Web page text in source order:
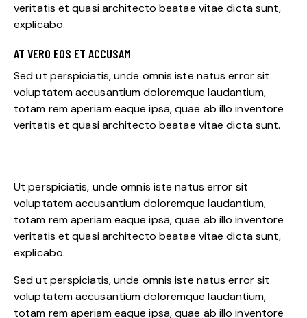
veritatis et quasi architecto beatae vitae dicta sunt,
explicabo.
AT VERO EOS ET ACCUSAM
Sed ut perspiciatis, unde omnis iste natus error sit
voluptatem accusantium doloremque laudantium,
totam rem aperiam eaque ipsa, quae ab illo inventore
veritatis et quasi architecto beatae vitae dicta sunt.
Ut perspiciatis, unde omnis iste natus error sit
voluptatem accusantium doloremque laudantium,
totam rem aperiam eaque ipsa, quae ab illo inventore
veritatis et quasi architecto beatae vitae dicta sunt,
explicabo.
Sed ut perspiciatis, unde omnis iste natus error sit
voluptatem accusantium doloremque laudantium,
totam rem aperiam eaque ipsa, quae ab illo inventore